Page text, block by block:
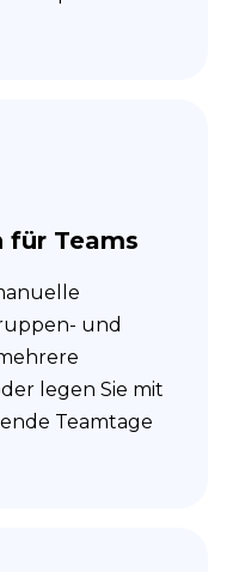
für Teams
und
legen Sie mit
Teamtage